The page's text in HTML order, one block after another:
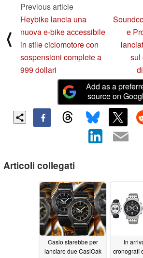
⟨
Previous article
Heybike lancia una
nuova e-bike accessibile
in stile ciclomotore con
sospensioni complete a
999 dollari
e
sul
Add as a
source on
Articoli collegati
Casio starebbe per
lanciare due CasiOak
In
cronografi